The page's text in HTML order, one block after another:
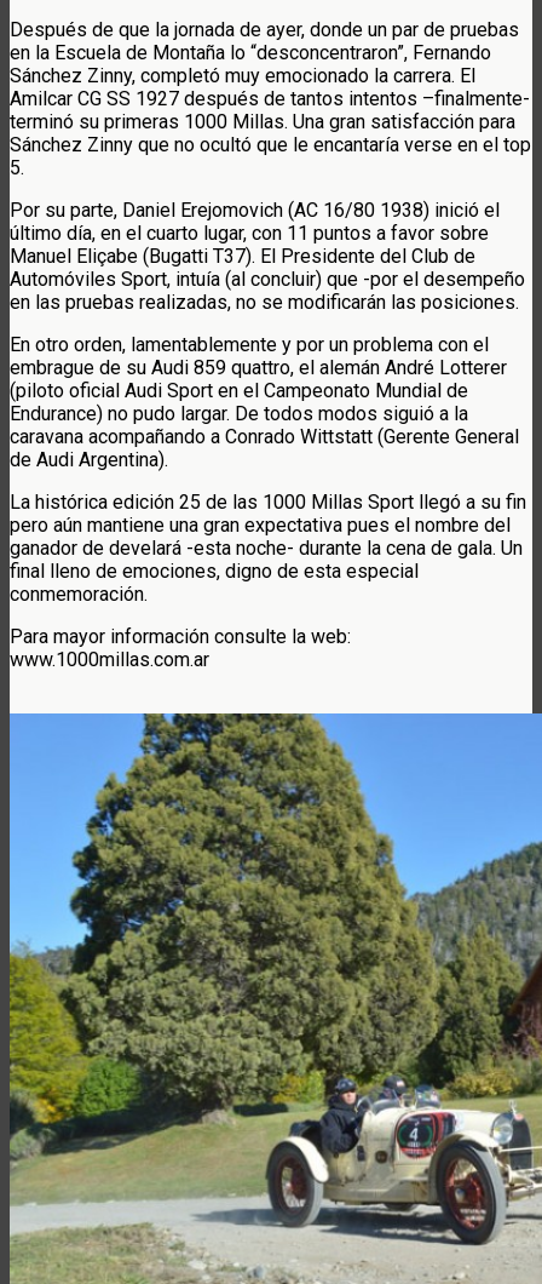
Después de que la jornada de ayer, donde un par de pruebas
en la Escuela de Montaña lo “desconcentraron”, Fernando
Sánchez Zinny, completó muy emocionado la carrera. El
Amilcar CG SS 1927 después de tantos intentos –finalmente-
terminó su primeras 1000 Millas. Una gran satisfacción para
Sánchez Zinny que no ocultó que le encantaría verse en el top
5.
Por su parte, Daniel Erejomovich (AC 16/80 1938) inició el
último día, en el cuarto lugar, con 11 puntos a favor sobre
Manuel Eliçabe (Bugatti T37). El Presidente del Club de
Automóviles Sport, intuía (al concluir) que -por el desempeño
en las pruebas realizadas, no se modificarán las posiciones.
En otro orden, lamentablemente y por un problema con el
embrague de su Audi 859 quattro, el alemán André Lotterer
(piloto oficial Audi Sport en el Campeonato Mundial de
Endurance) no pudo largar. De todos modos siguió a la
caravana acompañando a Conrado Wittstatt (Gerente General
de Audi Argentina).
La histórica edición 25 de las 1000 Millas Sport llegó a su fin
pero aún mantiene una gran expectativa pues el nombre del
ganador de develará -esta noche- durante la cena de gala. Un
final lleno de emociones, digno de esta especial
conmemoración.
Para mayor información consulte la web:
www.1000millas.com.ar